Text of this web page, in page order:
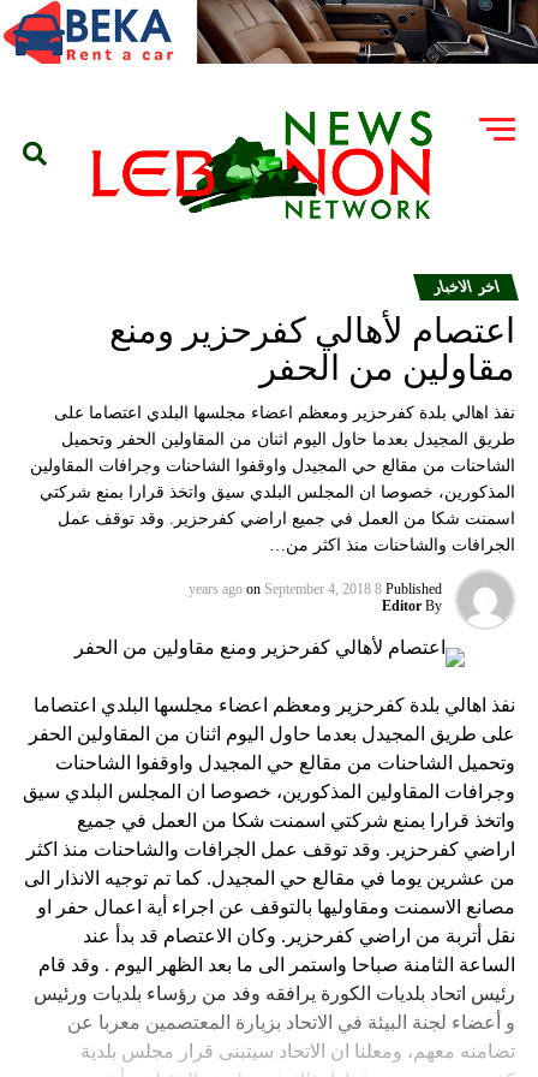
اخر الاخبار
اعتصام لأهالي كفرحزير ومنع
مقاولين من الحفر
نفذ اهالي بلدة كفرحزير ومعظم اعضاء مجلسها البلدي اعتصاما على
طريق المجيدل بعدما حاول اليوم اثنان من المقاولين الحفر وتحميل
الشاحنات من مقالع حي المجيدل واوقفوا الشاحنات وجرافات المقاولين
المذكورين، خصوصا ان المجلس البلدي سيق واتخذ قرارا بمنع شركتي
اسمنت شكا من العمل في جميع اراضي كفرحزير. وقد توقف عمل
الجرافات والشاحنات منذ اكثر من…
Published
8 years ago
on September 4, 2018
By
Editor
نفذ اهالي بلدة كفرحزير ومعظم اعضاء مجلسها البلدي اعتصاما
على طريق المجيدل بعدما حاول اليوم اثنان من المقاولين الحفر
وتحميل الشاحنات من مقالع حي المجيدل واوقفوا الشاحنات
وجرافات المقاولين المذكورين، خصوصا ان المجلس البلدي سيق
واتخذ قرارا بمنع شركتي اسمنت شكا من العمل في جميع
اراضي كفرحزير. وقد توقف عمل الجرافات والشاحنات منذ اكثر
من عشرين يوما في مقالع حي المجيدل. كما تم توجيه الانذار الى
مصانع الاسمنت ومقاوليها بالتوقف عن اجراء أية اعمال حفر او
نقل أتربة من اراضي كفرحزير. وكان الاعتصام قد بدأ عند
الساعة الثامنة صباحا واستمر الى ما بعد الظهر اليوم . وقد قام
رئيس اتحاد بلديات الكورة يرافقه وفد من رؤساء بلديات ورئيس
و أعضاء لجنة البيئة في الاتحاد بزيارة المعتصمين معربا عن
تضامنه معهم، ومعلنا ان الاتحاد سيتبنى قرار مجلس بلدية